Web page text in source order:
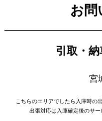
お問
引取・
宮
こちらのエリアでしたら入庫時の
出張対応は入庫確定後のサー